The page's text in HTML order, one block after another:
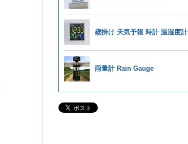
壁掛け 天気予報 時計 温湿度計
雨量計 Rain Gauge